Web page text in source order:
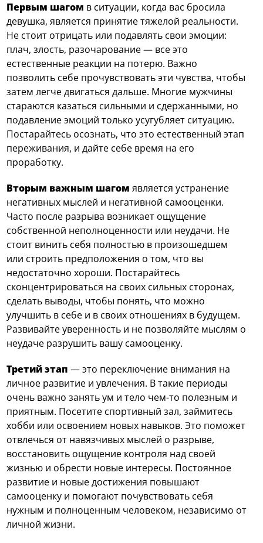
Первым шагом в ситуации, когда вас бросила
девушка, является принятие тяжелой реальности.
Не стоит отрицать или подавлять свои эмоции:
плач, злость, разочарование — все это
естественные реакции на потерю. Важно
позволить себе прочувствовать эти чувства, чтобы
затем легче двигаться дальше. Многие мужчины
стараются казаться сильными и сдержанными, но
подавление эмоций только усугубляет ситуацию.
Постарайтесь осознать, что это естественный этап
переживания, и дайте себе время на его
проработку.
Вторым важным шагом является устранение
негативных мыслей и негативной самооценки.
Часто после разрыва возникает ощущение
собственной неполноценности или неудачи. Не
стоит винить себя полностью в произошедшем
или строить предположения о том, что вы
недостаточно хороши. Постарайтесь
сконцентрироваться на своих сильных сторонах,
сделать выводы, чтобы понять, что можно
улучшить в себе и в своих отношениях в будущем.
Развивайте уверенность и не позволяйте мыслям о
неудаче разрушить вашу самооценку.
Третий этап— это переключение внимания на
личное развитие и увлечения. В такие периоды
очень важно занять ум и тело чем-то полезным и
приятным. Посетите спортивный зал, займитесь
хобби или освоением новых навыков. Это поможет
отвлечься от навязчивых мыслей о разрыве,
восстановить ощущение контроля над своей
жизнью и обрести новые интересы. Постоянное
развитие и новые достижения повышают
самооценку и помогают почувствовать себя
нужным и полноценным человеком, независимо от
личной жизни.